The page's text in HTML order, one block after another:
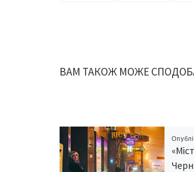
ВАМ ТАКОЖ МОЖЕ